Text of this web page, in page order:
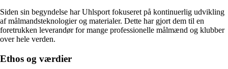
Siden sin begyndelse har Uhlsport fokuseret på kontinuerlig udvikling
af målmandsteknologier og materialer. Dette har gjort dem til en
foretrukken leverandør for mange professionelle målmænd og klubber
over hele verden.
Ethos og værdier